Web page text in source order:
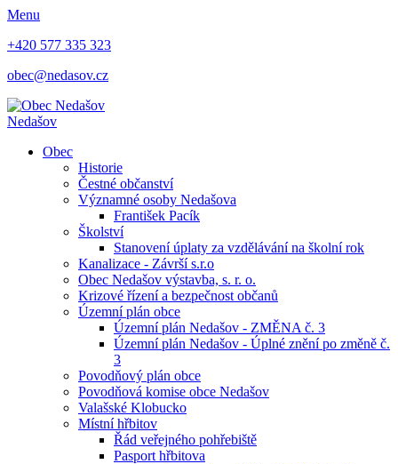
Menu
+420 577 335 323
obec@nedasov.cz
Nedašov
Obec
Historie
Čestné občanství
Významné osoby Nedašova
František Pacík
Školství
Stanovení úplaty za vzdělávání na školní rok
Kanalizace - Závrší s.r.o
Obec Nedašov výstavba, s. r. o.
Krizové řízení a bezpečnost občanů
Územní plán obce
Územní plán Nedašov - ZMĚNA č. 3
Územní plán Nedašov - Úplné znění po změně č.
3
Povodňový plán obce
Povodňová komise obce Nedašov
Valašské Klobucko
Místní hřbitov
Řád veřejného pohřebiště
Pasport hřbitova